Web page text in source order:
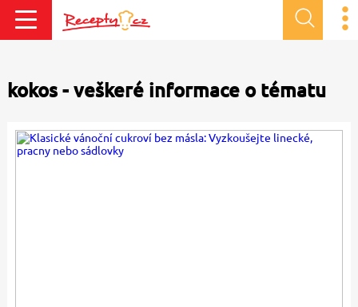
kokos - veškeré informace o tématu